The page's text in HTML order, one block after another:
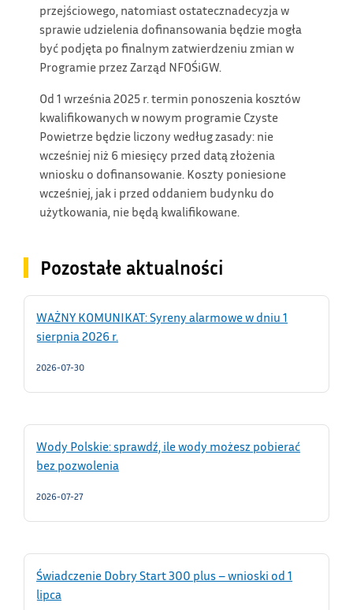
przejściowego, natomiast ostatecznadecyzja w
sprawie udzielenia dofinansowania będzie mogła
być podjęta po finalnym zatwierdzeniu zmian w
Programie przez Zarząd NFOŚiGW.
Od 1 września 2025 r. termin ponoszenia kosztów
kwalifikowanych w nowym programie Czyste
Powietrze będzie liczony według zasady: nie
wcześniej niż 6 miesięcy przed datą złożenia
wniosku o dofinansowanie. Koszty poniesione
wcześniej, jak i przed oddaniem budynku do
użytkowania, nie będą kwalifikowane.
Pozostałe aktualności
WAŻNY KOMUNIKAT: Syreny alarmowe w dniu 1
sierpnia 2026 r.
2026-07-30
Wody Polskie: sprawdź, ile wody możesz pobierać
bez pozwolenia
2026-07-27
Świadczenie Dobry Start 300 plus – wnioski od 1
lipca